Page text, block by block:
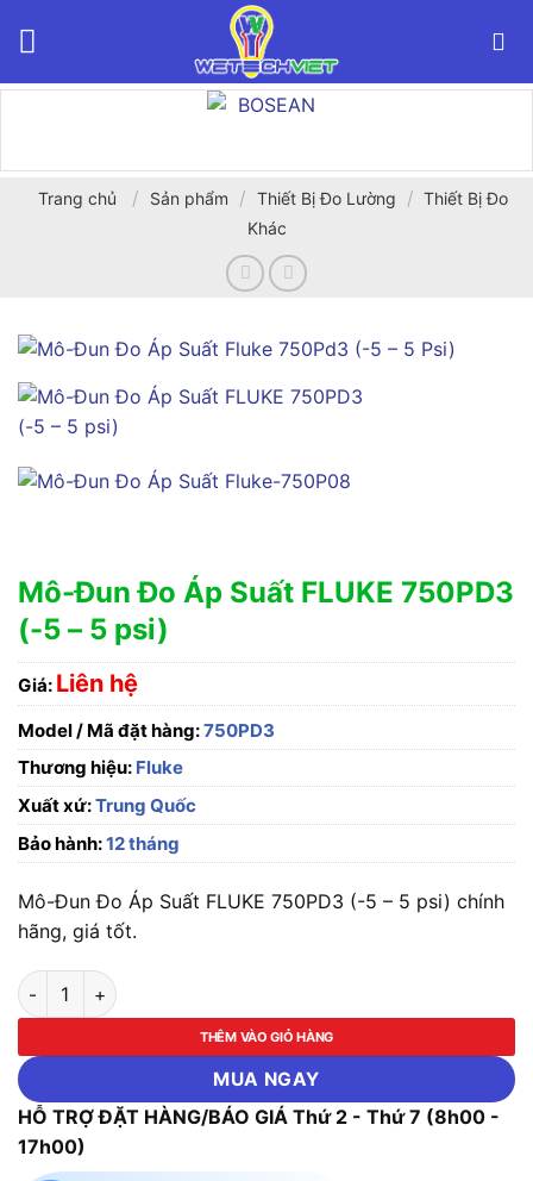
Trang chủ / Sản phẩm / Thiết Bị Đo Lường / Thiết Bị Đo
Khác
Mô-Đun Đo Áp Suất FLUKE 750PD3
(-5 – 5 psi)
Giá: Liên hệ
Model / Mã đặt hàng:750PD3
Thương hiệu: Fluke
Xuất xứ:Trung Quốc
Bảo hành:12 tháng
Mô-Đun Đo Áp Suất FLUKE 750PD3 (-5 – 5 psi) chính
hãng, giá tốt.
Mô-Đun Đo Áp Suất FLUKE 750PD3 (-5 – 5 psi) số lượng
THÊM VÀO GIỎ HÀNG
MUA NGAY
HỖ TRỢ ĐẶT HÀNG/BÁO GIÁ Thứ 2 - Thứ 7 (8h00 -
17h00)